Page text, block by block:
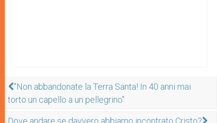
"Non abbandonate la Terra Santa! In 40 anni mai
torto un capello a un pellegrino"
Dove andare se davvero abbiamo incontrato Cristo?